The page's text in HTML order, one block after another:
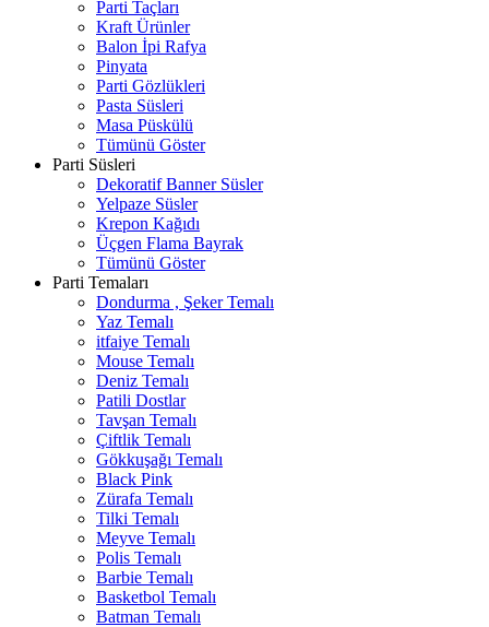
Parti Taçları
Kraft Ürünler
Balon İpi Rafya
Pinyata
Parti Gözlükleri
Pasta Süsleri
Masa Püskülü
Tümünü Göster
Parti Süsleri
Dekoratif Banner Süsler
Yelpaze Süsler
Krepon Kağıdı
Üçgen Flama Bayrak
Tümünü Göster
Parti Temaları
Dondurma , Şeker Temalı
Yaz Temalı
itfaiye Temalı
Mouse Temalı
Deniz Temalı
Patili Dostlar
Tavşan Temalı
Çiftlik Temalı
Gökkuşağı Temalı
Black Pink
Zürafa Temalı
Tilki Temalı
Meyve Temalı
Polis Temalı
Barbie Temalı
Basketbol Temalı
Batman Temalı